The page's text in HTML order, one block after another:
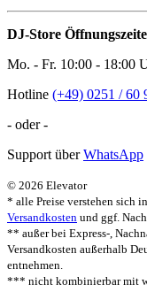
DJ-Store
Mo. - Fr. 10:00 - 18:00
Hotline (+49) 0251 / 60
- oder -
Support überWhatsApp
© 2026 Elevator
* alle Preise verstehen sich
Versandkosten und ggf.
** außer bei Express-,
Versandkosten außerhalb
entnehmen.
*** nicht kombinierbar mit